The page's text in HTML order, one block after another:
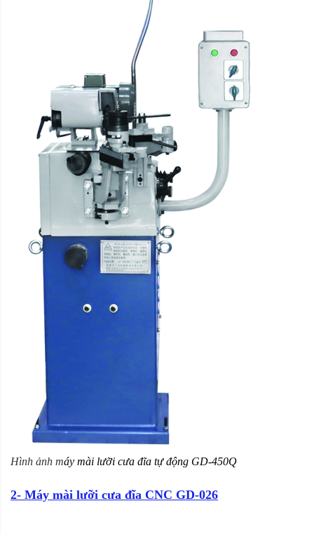
Hình ảnh máy mài lưỡi cưa đĩa tự động GD-450Q
2- Máy mài lưỡi cưa đĩa CNC GD-026